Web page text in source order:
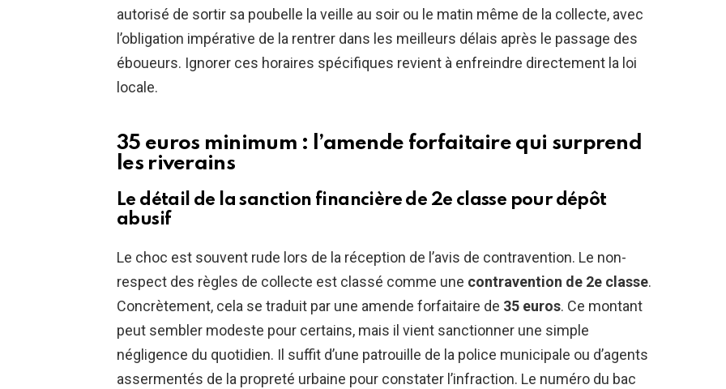
autorisé de sortir sa poubelle la veille au soir ou le matin même de la collecte, avec
l’obligation impérative de la rentrer dans les meilleurs délais après le passage des
éboueurs. Ignorer ces horaires spécifiques revient à enfreindre directement la loi
locale.
35 euros minimum : l’amende forfaitaire qui surprend
les riverains
Le détail de la sanction financière de 2e classe pour dépôt
abusif
Le choc est souvent rude lors de la réception de l’avis de contravention. Le non-
respect des règles de collecte est classé comme une contravention de 2e classe.
Concrètement, cela se traduit par une amende forfaitaire de 35 euros. Ce montant
peut sembler modeste pour certains, mais il vient sanctionner une simple
négligence du quotidien. Il suffit d’une patrouille de la police municipale ou d’agents
assermentés de la propreté urbaine pour constater l’infraction. Le numéro du bac